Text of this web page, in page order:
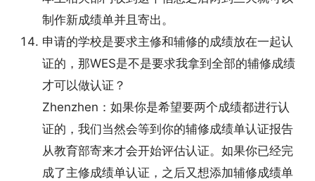
制作新成绩单并且寄出。
申请的学校是要求主修和辅修的成绩放在一起认
证的，那WES是不是要求我拿到全部的辅修成绩
才可以做认证？
Zhenzhen：如果你是希望要两个成绩都进行认
证的，我们当然会等到你的辅修成绩单认证报告
从教育部寄来才会开始评估认证。如果你已经完
成了主修成绩单认证，之后又想添加辅修成绩单